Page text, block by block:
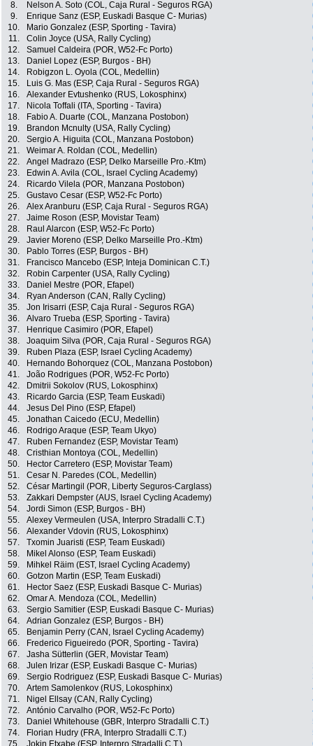
8. Nelson A. Soto (COL, Caja Rural - Seguros RGA)
9.
Enrique Sanz (ESP, Euskadi Basque C- Murias)
10.
Mario Gonzalez (ESP, Sporting - Tavira)
11.
Colin Joyce (USA, Rally Cycling)
12.
Samuel Caldeira (POR, W52-Fc Porto)
13.
Daniel Lopez (ESP, Burgos - BH)
14.
Robigzon L. Oyola (COL, Medellin)
15.
Luis G. Mas (ESP, Caja Rural - Seguros RGA)
16.
Alexander Evtushenko (RUS, Lokosphinx)
17.
Nicola Toffali (ITA, Sporting - Tavira)
18.
Fabio A. Duarte (COL, Manzana Postobon)
19.
Brandon Mcnulty (USA, Rally Cycling)
20.
Sergio A. Higuita (COL, Manzana Postobon)
21.
Weimar A. Roldan (COL, Medellin)
22.
Angel Madrazo (ESP, Delko Marseille Pro.-Ktm)
23.
Edwin A. Avila (COL, Israel Cycling Academy)
24.
Ricardo Vilela (POR, Manzana Postobon)
25.
Gustavo Cesar (ESP, W52-Fc Porto)
26.
Alex Aranburu (ESP, Caja Rural - Seguros RGA)
27.
Jaime Roson (ESP, Movistar Team)
28.
Raul Alarcon (ESP, W52-Fc Porto)
29.
Javier Moreno (ESP, Delko Marseille Pro.-Ktm)
30.
Pablo Torres (ESP, Burgos - BH)
31.
Francisco Mancebo (ESP, Inteja Dominican C.T.)
32.
Robin Carpenter (USA, Rally Cycling)
33.
Daniel Mestre (POR, Efapel)
34.
Ryan Anderson (CAN, Rally Cycling)
35.
Jon Irisarri (ESP, Caja Rural - Seguros RGA)
36.
Alvaro Trueba (ESP, Sporting - Tavira)
37.
Henrique Casimiro (POR, Efapel)
38.
Joaquim Silva (POR, Caja Rural - Seguros RGA)
39.
Ruben Plaza (ESP, Israel Cycling Academy)
40.
Hernando Bohorquez (COL, Manzana Postobon)
41.
João Rodrigues (POR, W52-Fc Porto)
42.
Dmitrii Sokolov (RUS, Lokosphinx)
43.
Ricardo Garcia (ESP, Team Euskadi)
44.
Jesus Del Pino (ESP, Efapel)
45.
Jonathan Caicedo (ECU, Medellin)
46.
Rodrigo Araque (ESP, Team Ukyo)
47.
Ruben Fernandez (ESP, Movistar Team)
48.
Cristhian Montoya (COL, Medellin)
50.
Hector Carretero (ESP, Movistar Team)
51.
Cesar N. Paredes (COL, Medellin)
52.
César Martingil (POR, Liberty Seguros-Carglass)
53.
Zakkari Dempster (AUS, Israel Cycling Academy)
54.
Jordi Simon (ESP, Burgos - BH)
55.
Alexey Vermeulen (USA, Interpro Stradalli C.T.)
56.
Alexander Vdovin (RUS, Lokosphinx)
57.
Txomin Juaristi (ESP, Team Euskadi)
58.
Mikel Alonso (ESP, Team Euskadi)
59.
Mihkel Räim (EST, Israel Cycling Academy)
60.
Gotzon Martin (ESP, Team Euskadi)
61.
Hector Saez (ESP, Euskadi Basque C- Murias)
62.
Omar A. Mendoza (COL, Medellin)
63.
Sergio Samitier (ESP, Euskadi Basque C- Murias)
64.
Adrian Gonzalez (ESP, Burgos - BH)
65.
Benjamin Perry (CAN, Israel Cycling Academy)
66.
Frederico Figueiredo (POR, Sporting - Tavira)
67.
Jasha Sütterlin (GER, Movistar Team)
68.
Julen Irizar (ESP, Euskadi Basque C- Murias)
69.
Sergio Rodriguez (ESP, Euskadi Basque C- Murias)
70.
Artem Samolenkov (RUS, Lokosphinx)
71.
Nigel Ellsay (CAN, Rally Cycling)
72.
António Carvalho (POR, W52-Fc Porto)
73.
Daniel Whitehouse (GBR, Interpro Stradalli C.T.)
74.
Florian Hudry (FRA, Interpro Stradalli C.T.)